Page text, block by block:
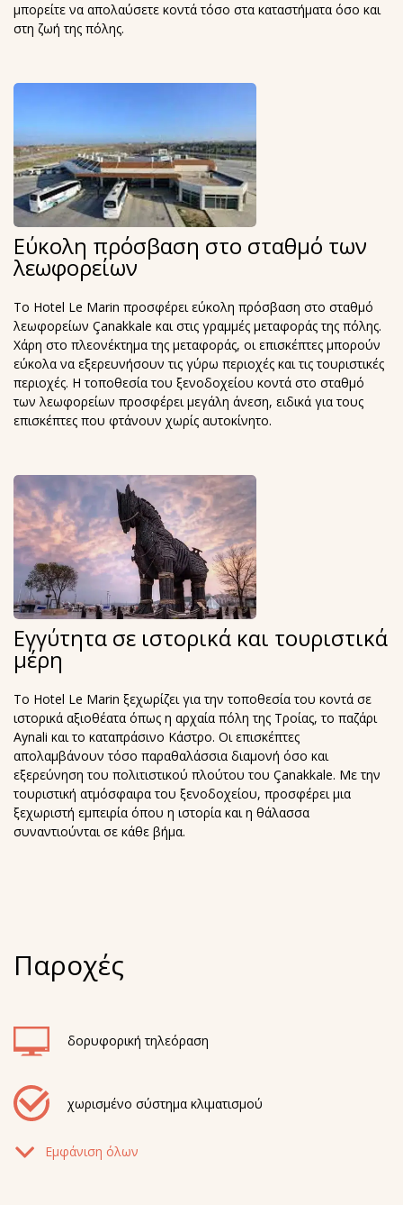
μπορείτε να απολαύσετε κοντά τόσο στα καταστήματα όσο και
στη ζωή της πόλης.
Εύκολη πρόσβαση στο σταθμό των
λεωφορείων
Το Hotel Le Marin προσφέρει εύκολη πρόσβαση στο σταθμό
λεωφορείων Çanakkale και στις γραμμές μεταφοράς της πόλης.
Χάρη στο πλεονέκτημα της μεταφοράς, οι επισκέπτες μπορούν
εύκολα να εξερευνήσουν τις γύρω περιοχές και τις τουριστικές
περιοχές. Η τοποθεσία του ξενοδοχείου κοντά στο σταθμό
των λεωφορείων προσφέρει μεγάλη άνεση, ειδικά για τους
επισκέπτες που φτάνουν χωρίς αυτοκίνητο.
Εγγύτητα σε ιστορικά και τουριστικά
μέρη
Το Hotel Le Marin ξεχωρίζει για την τοποθεσία του κοντά σε
ιστορικά αξιοθέατα όπως η αρχαία πόλη της Τροίας, το παζάρι
Aynali και το καταπράσινο Κάστρο. Οι επισκέπτες
απολαμβάνουν τόσο παραθαλάσσια διαμονή όσο και
εξερεύνηση του πολιτιστικού πλούτου του Çanakkale. Με την
τουριστική ατμόσφαιρα του ξενοδοχείου, προσφέρει μια
ξεχωριστή εμπειρία όπου η ιστορία και η θάλασσα
συναντιούνται σε κάθε βήμα.
Παροχές
δορυφορική τηλεόραση
χωρισμένο σύστημα κλιματισμού
Εμφάνιση όλων